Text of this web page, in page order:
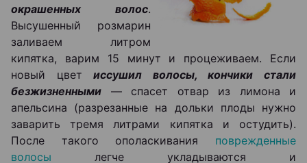
окрашенных волос.
Высушенный розмарин
заливаем литром
кипятка, варим 15 минут и процеживаем. Если
новый цветиссушил волосы, кончики стали
безжизненными — спасет отвар из лимона и
апельсина (разрезанные на дольки плоды нужно
заварить тремя литрами кипятка и остудить).
После такого ополаскивания поврежденные
волосы легче укладываются и